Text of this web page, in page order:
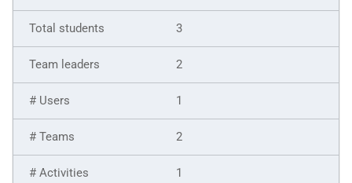
3
2
1
2
1